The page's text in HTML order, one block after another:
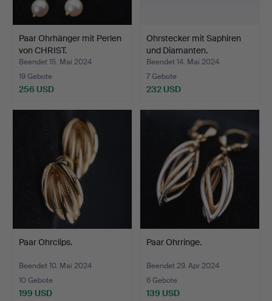
Paar Ohrhänger mit Perlen
von CHRIST.
Beendet 15. Mai 2024
19 Gebote
256 USD
Ohrstecker mit Saphiren
und Diamanten.
Beendet 14. Mai 2024
7 Gebote
232 USD
Paar Ohrclips.
Beendet 10. Mai 2024
10 Gebote
199 USD
Paar Ohrringe.
Beendet 29. Apr 2024
6 Gebote
139 USD